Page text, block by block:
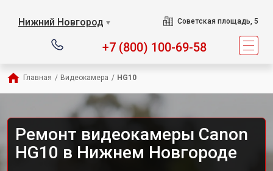
Нижний Новгород ▼ Советская площадь, 5
+7 (800) 100-69-58
Главная / Видеокамера / HG10
Ремонт видеокамеры Canon
HG10 в Нижнем Новгороде